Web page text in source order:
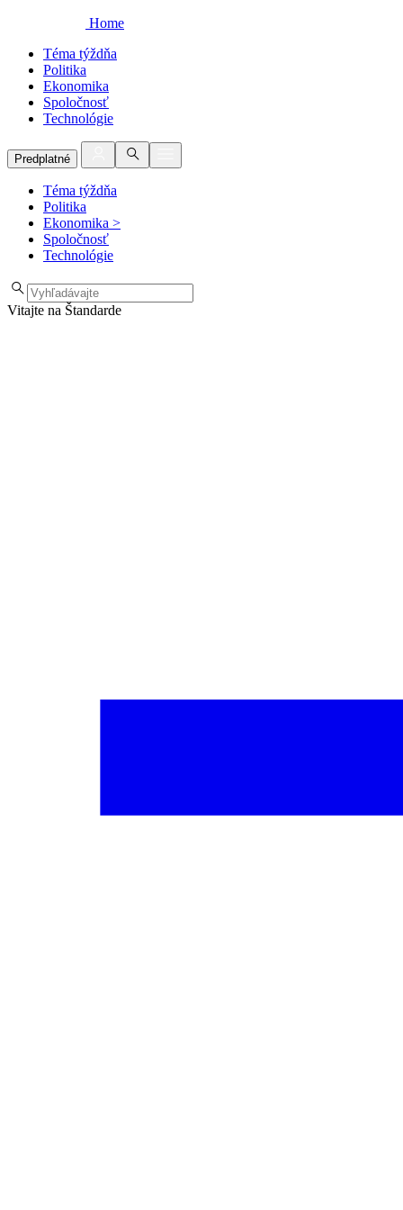
Home
Téma týždňa
Politika
Ekonomika
Spoločnosť
Technológie
Predplatné
Téma týždňa
Politika
Ekonomika >
Spoločnosť
Technológie
Vitajte na Štandarde